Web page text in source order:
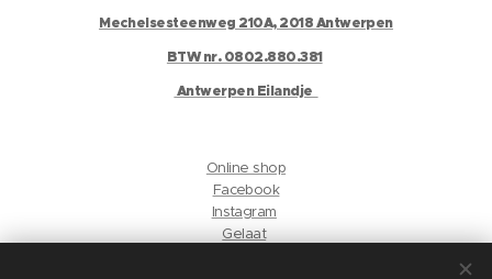
Mechelsesteenweg 210A, 2018 Antwerpen
BTW nr. 0802.880.381
Antwerpen Eilandje
Online shop
Facebook
Instagram
Gelaat